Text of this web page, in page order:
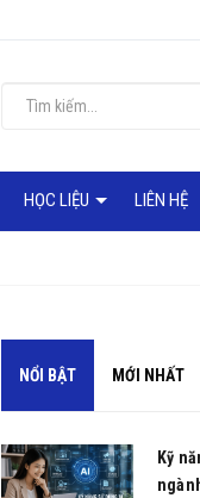
HỌC LIỆU LIÊN HỆ
NỔI BẬT MỚI NHẤT
Kỹ